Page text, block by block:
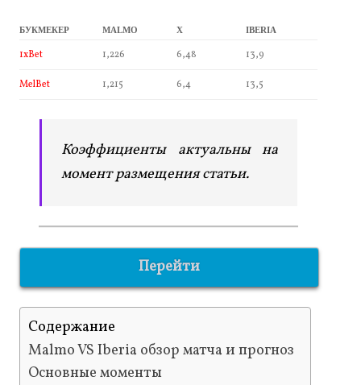
БУКМЕКЕР MALMO X IBERIA
1xBet 1,226 6,48 13,9
MelBet 1,215 6,4 13,5
Коэффициенты актуальны на
момент размещения статьи.
Перейти
Содержание
Malmo VS Iberia обзор матча и прогноз
Основные моменты